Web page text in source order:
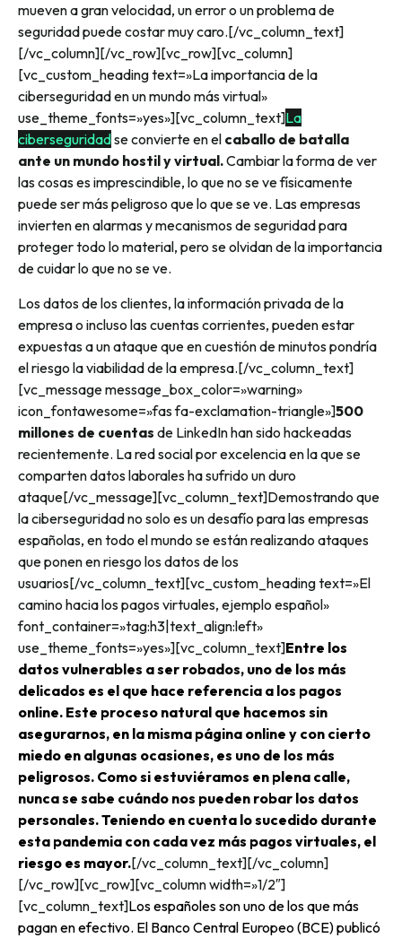
mueven a gran velocidad, un error o un problema de
seguridad puede costar muy caro.[/vc_column_text]
[/vc_column][/vc_row][vc_row][vc_column]
[vc_custom_heading text=»La importancia de la
ciberseguridad en un mundo más virtual»
use_theme_fonts=»yes»][vc_column_text]La
ciberseguridadse convierte en el caballo de batalla
ante un mundo hostil y virtual.Cambiar la forma de ver
las cosas es imprescindible, lo que no se ve físicamente
puede ser más peligroso que lo que se ve. Las empresas
invierten en alarmas y mecanismos de seguridad para
proteger todo lo material, pero se olvidan de la importancia
de cuidar lo que no se ve.
Los datos de los clientes, la información privada de la
empresa o incluso las cuentas corrientes, pueden estar
expuestas a un ataque que en cuestión de minutos pondría
el riesgo la viabilidad de la empresa.[/vc_column_text]
[vc_message message_box_color=»warning»
icon_fontawesome=»fas fa-exclamation-triangle»]500
millones de cuentas de LinkedInhan sido hackeadas
recientemente. La red social por excelencia en la que se
comparten datos laborales ha sufrido un duro
ataque[/vc_message][vc_column_text]Demostrando que
la ciberseguridad no solo es un desafío para las empresas
españolas, en todo el mundo se están realizando ataques
que ponen en riesgo los datos de los
usuarios[/vc_column_text][vc_custom_heading text=»El
camino hacia los pagos virtuales, ejemplo español»
font_container=»tag:h3|text_align:left»
use_theme_fonts=»yes»][vc_column_text]Entre los
datos vulnerables a ser robados, uno de los más
delicados es el que hace referencia a los pagos
online. Este proceso natural que hacemos sin
asegurarnos, en la misma página online y con cierto
miedo en algunas ocasiones, es uno de los más
peligrosos. Como si estuviéramos en plena calle,
nunca se sabe cuándo nos pueden robar los datos
personales. Teniendo en cuenta lo sucedido durante
esta pandemia con cada vez más pagos virtuales, el
riesgo es mayor.[/vc_column_text][/vc_column]
[/vc_row][vc_row][vc_column width=»1/2″]
[vc_column_text]Los españoles son uno de los que más
pagan en efectivo. El Banco Central Europeo (BCE) publicó